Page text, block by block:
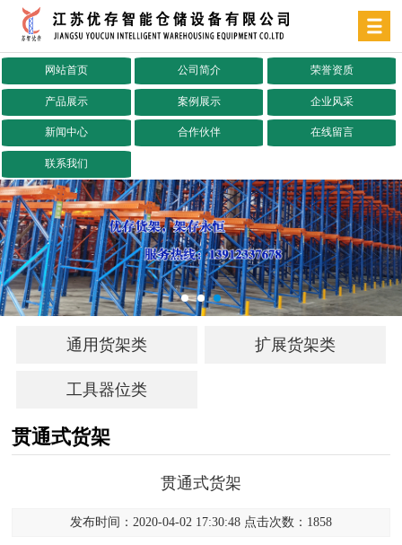
网站首页 公司简介 荣誉资质
产品展示 案例展示 企业风采
新闻中心 合作伙伴 在线留言
联系我们
通用货架类 扩展货架类
工具器位类
贯通式货架
贯通式货架
发布时间：2020-04-02 17:30:48 点击次数：1858